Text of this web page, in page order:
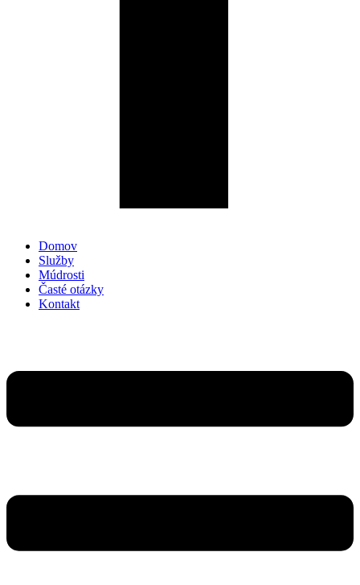
Domov
Služby
Múdrosti
Časté otázky
Kontakt